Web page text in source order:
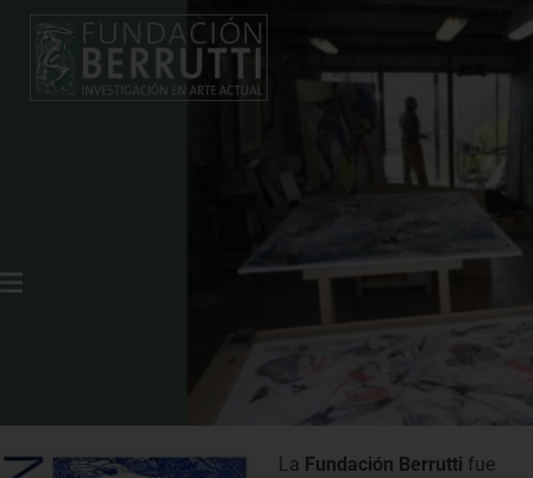
FUNDACIÓN BERRUTTI
Inspirando el Arte y la Creatividad
La Fundación Berrutti fue